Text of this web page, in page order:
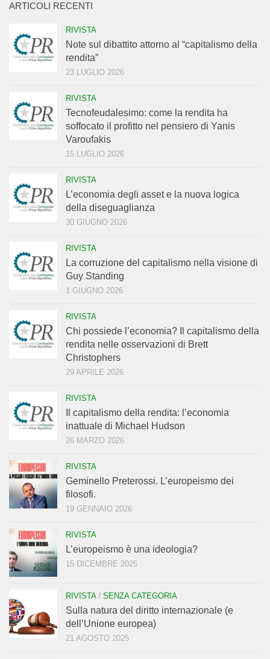
ARTICOLI RECENTI
RIVISTA
Note sul dibattito attorno al “capitalismo della
rendita”
23 LUGLIO 2026
RIVISTA
Tecnofeudalesimo: come la rendita ha
soffocato il profitto nel pensiero di Yanis
Varoufakis
15 LUGLIO 2026
RIVISTA
L’economia degli asset e la nuova logica
della diseguaglianza
30 GIUGNO 2026
RIVISTA
La corruzione del capitalismo nella visione di
Guy Standing
1 GIUGNO 2026
RIVISTA
Chi possiede l’economia? Il capitalismo della
rendita nelle osservazioni di Brett
Christophers
29 APRILE 2026
RIVISTA
Il capitalismo della rendita: l’economia
inattuale di Michael Hudson
26 MARZO 2026
RIVISTA
Geminello Preterossi. L’europeismo dei
filosofi.
19 GENNAIO 2026
RIVISTA
L’europeismo è una ideologia?
15 DICEMBRE 2025
RIVISTA/ SENZA CATEGORIA
Sulla natura del diritto internazionale (e
dell’Unione europea)
21 AGOSTO 2025